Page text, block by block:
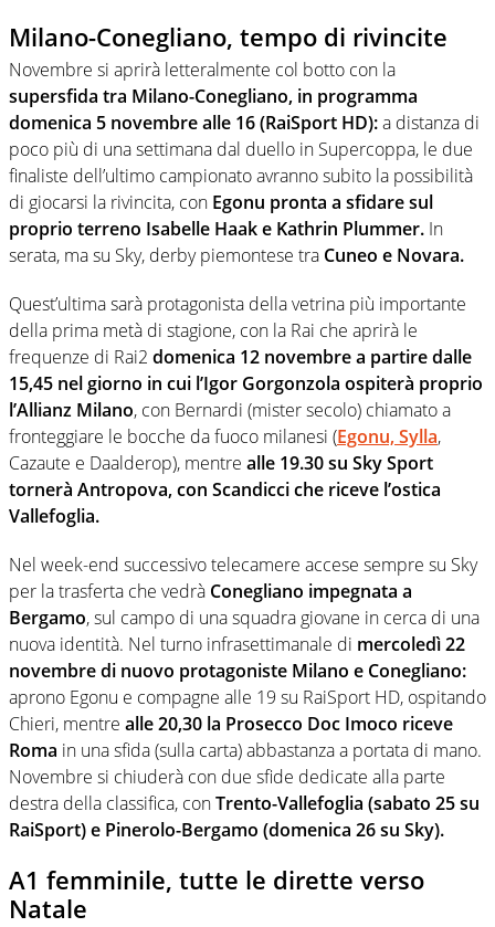
Milano-Conegliano, tempo di rivincite
Novembre si aprirà letteralmente col botto con la
supersfida tra Milano-Conegliano, in programma
domenica 5 novembre alle 16 (RaiSport HD):a distanza di
poco più di una settimana dal duello in Supercoppa, le due
finaliste dell’ultimo campionato avranno subito la possibilità
di giocarsi la rivincita, con Egonu pronta a sfidare sul
proprio terreno Isabelle Haak e Kathrin Plummer. In
serata, ma su Sky, derby piemontese tra Cuneo e Novara.
Quest’ultima sarà protagonista della vetrina più importante
della prima metà di stagione, con la Rai che aprirà le
frequenze di Rai2 domenica 12 novembre a partire dalle
15,45 nel giorno in cui l’Igor Gorgonzola ospiterà proprio
l’Allianz Milano, con Bernardi (mister secolo) chiamato a
fronteggiare le bocche da fuoco milanesi (Egonu, Sylla,
Cazaute e Daalderop), mentre alle 19.30 su Sky Sport
tornerà Antropova, con Scandicci che riceve l’ostica
Vallefoglia.
Nel week-end successivo telecamere accese sempre su Sky
per la trasferta che vedrà Conegliano impegnata a
Bergamo, sul campo di una squadra giovane in cerca di una
nuova identità. Nel turno infrasettimanale di mercoledì 22
novembre di nuovo protagoniste Milano e Conegliano:
aprono Egonu e compagne alle 19 su RaiSport HD, ospitando
Chieri, mentre alle 20,30 la Prosecco Doc Imoco riceve
Roma in una sfida (sulla carta) abbastanza a portata di mano.
Novembre si chiuderà con due sfide dedicate alla parte
destra della classifica, conTrento-Vallefoglia (sabato 25 su
RaiSport) e Pinerolo-Bergamo (domenica 26 su Sky).
A1 femminile, tutte le dirette verso
Natale